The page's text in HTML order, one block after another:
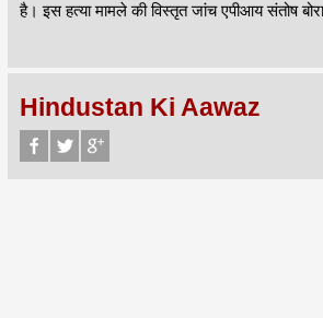
है। इस हत्या मामले की विस्तृत जांच एपीआय संतोष
Hindustan Ki Aawaz